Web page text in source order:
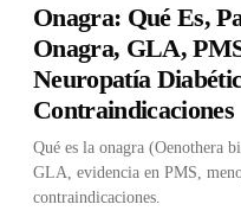
Onagra: Qué Es,
Onagra, GLA,
Neuropatía
Contraindicaciones
Qué es la onagra (Oenothera
GLA, evidencia en PMS,
contraindicaciones.